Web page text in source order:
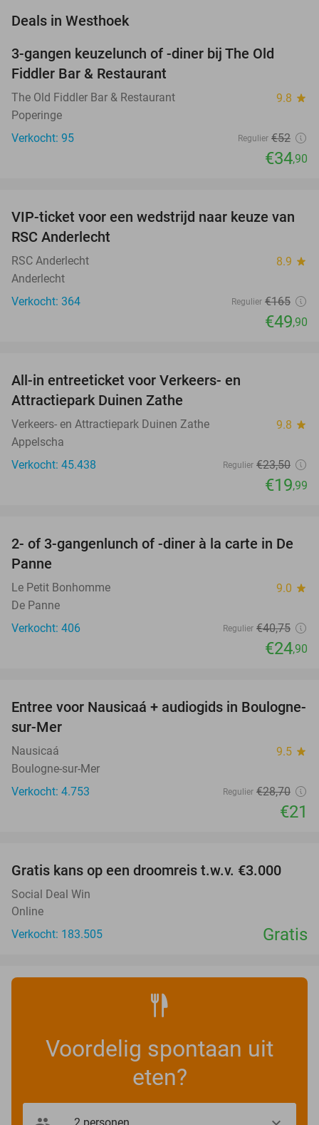
Deals in Westhoek
3-gangen keuzelunch of -diner bij The Old
Fiddler Bar & Restaurant
The Old Fiddler Bar & Restaurant 9.8 star
Poperinge
Verkocht: 95
Regulier €52
€34,90
70%
VIP-ticket voor een wedstrijd naar keuze van
RSC Anderlecht
RSC Anderlecht 8.9 star
Anderlecht
Verkocht: 364
Regulier €165
€49,90
All-in entreeticket voor Verkeers- en
Attractiepark Duinen Zathe
Verkeers- en Attractiepark Duinen Zathe 9.8 star
Appelscha
Verkocht: 45.438
Regulier €23,50
€19,99
39%
2- of 3-gangenlunch of -diner à la carte in De
Panne
Le Petit Bonhomme 9.0 star
De Panne
Verkocht: 406
Regulier €40,75
€24,90
27%
Entree voor Nausicaá + audiogids in Boulogne-
sur-Mer
Nausicaá 9.5 star
Boulogne-sur-Mer
Verkocht: 4.753
Regulier €28,70
€21
Gratis kans op een droomreis t.w.v. €3.000
Social Deal Win
Online
Verkocht: 183.505
Gratis
Voordelig spontaan uit
eten?